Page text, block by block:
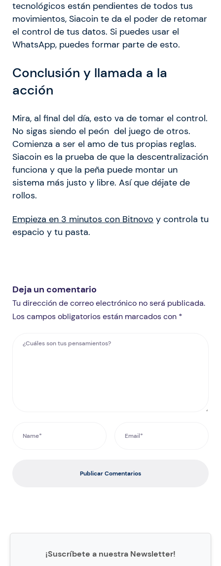
tecnológicos están pendientes de todos tus
movimientos, Siacoin te da el poder de retomar
el control de tus datos. Si puedes usar el
WhatsApp, puedes formar parte de esto.
Conclusión y llamada a la
acción
Mira, al final del día, esto va de tomar el control.
No sigas siendo el peón del juego de otros.
Comienza a ser el amo de tus propias reglas.
Siacoin es la prueba de que la descentralización
funciona y que la peña puede montar un
sistema más justo y libre. Así que déjate de
rollos.
Empieza en 3 minutos con Bitnovo y controla tu
espacio y tu pasta.
Deja un comentario
Tu dirección de correo electrónico no será publicada.
Los campos obligatorios están marcados con *
Publicar Comentarios
¡Suscríbete a nuestra Newsletter!